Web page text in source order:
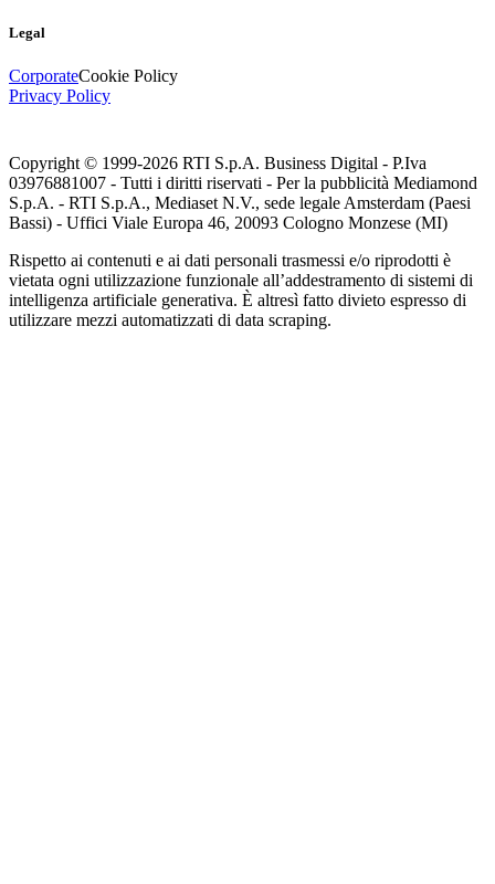
Legal
CorporateCookie Policy
Privacy Policy
Copyright © 1999-2026 RTI S.p.A. Business Digital - P.Iva
03976881007 - Tutti i diritti riservati - Per la pubblicità Mediamond
S.p.A. - RTI S.p.A., Mediaset N.V., sede legale Amsterdam (Paesi
Bassi) - Uffici Viale Europa 46, 20093 Cologno Monzese (MI)
Rispetto ai contenuti e ai dati personali trasmessi e/o riprodotti è
vietata ogni utilizzazione funzionale all’addestramento di sistemi di
intelligenza artificiale generativa. È altresì fatto divieto espresso di
utilizzare mezzi automatizzati di data scraping.